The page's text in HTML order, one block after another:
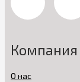
Компания
О нас